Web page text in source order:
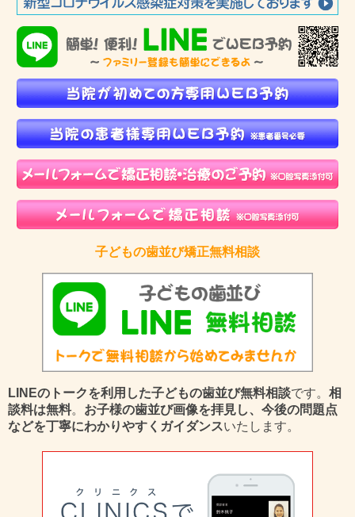
子どもの歯並び矯正無料相談
LINEのトークを利用した子どもの歯並び無料相談です。 相
談料は無料。 お子様の歯並び画像を拝見し、今後の問題点
などを丁寧にわかりやすくガイダンスいたします。